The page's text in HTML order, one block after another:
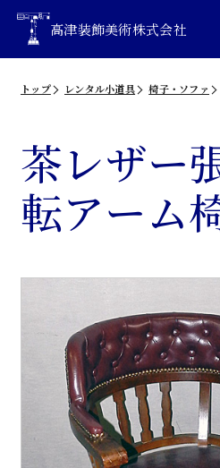
高津装飾美術株式会社
トップ レンタル小道具 椅子・ソファ
茶レザー
転アーム